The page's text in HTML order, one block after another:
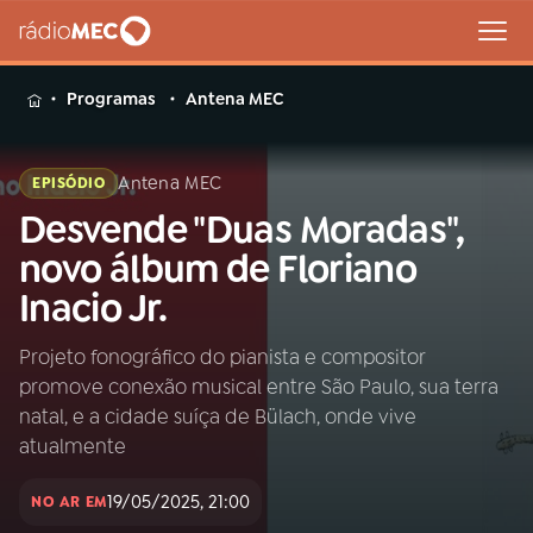
MENU
Buscar
na
Rádio
MEC
Buscar
Início AO VIVO
INÍCIO
02A RÁDIO
Programas Antena MEC
EPISÓDIO Antena MEC
Desvende "Duas Moradas",
novo álbum de Floriano
Inacio Jr.
Projeto fonográfico do pianista e compositor
promove conexão musical entre São Paulo, sua terra
natal, e a cidade suíça de Bülach, onde vive
atualmente
NO AR EM19/05/2025, 21:00